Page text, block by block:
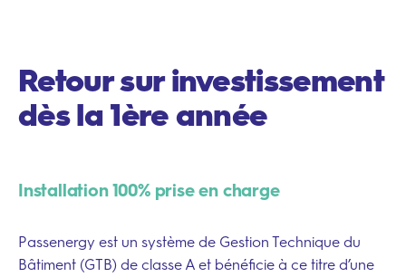
Retour sur investissement
dès la 1ère année
Installation 100% prise en charge
Passenergy est un système de Gestion Technique du
Bâtiment (GTB) de classe A et bénéficie à ce titre d’une